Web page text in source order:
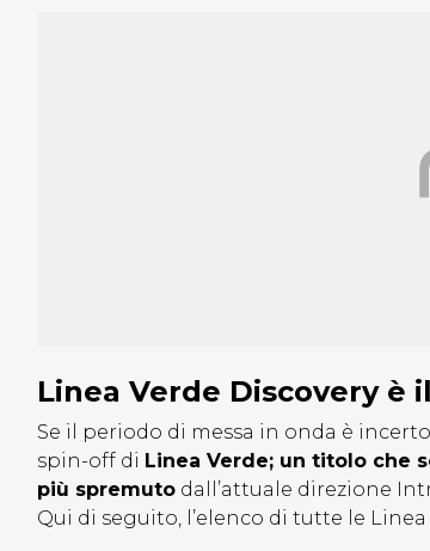
Linea Verde Discovery è
Se il periodo di messa in onda è
spin-off di Linea Verde; un titolo che
più spremuto dall’attuale direzione
Qui di seguito, l’elenco di tutte le